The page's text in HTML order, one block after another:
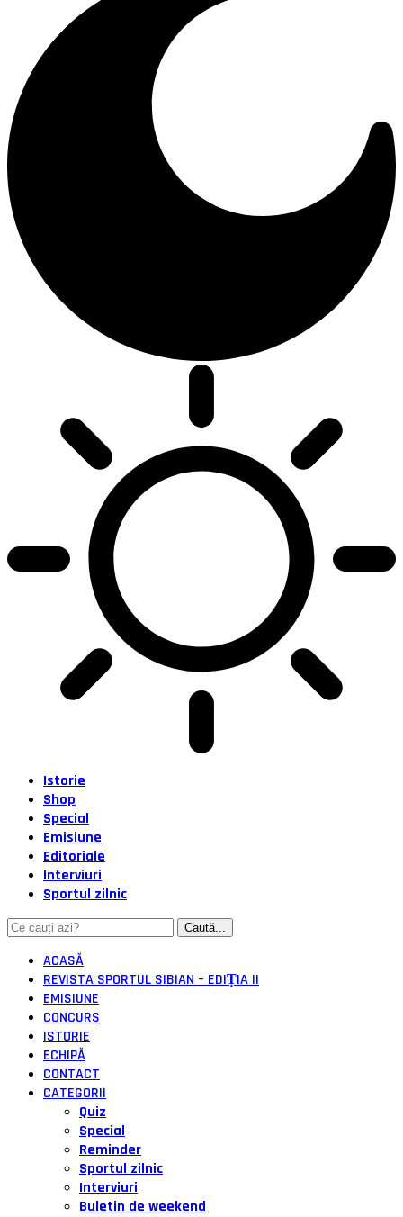
Istorie
Shop
Special
Emisiune
Editoriale
Interviuri
Sportul zilnic
ACASĂ
REVISTA SPORTUL SIBIAN – EDIȚIA II
EMISIUNE
CONCURS
ISTORIE
ECHIPĂ
CONTACT
CATEGORII
Quiz
Special
Reminder
Sportul zilnic
Interviuri
Buletin de weekend